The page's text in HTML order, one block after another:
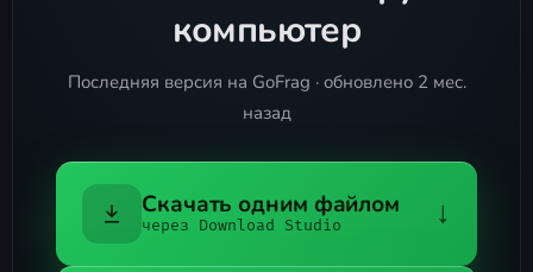
компьютер
Последняя версия на GoFrag · обновлено 2 мес.
назад
Скачать одним файлом
через Download Studio ↓